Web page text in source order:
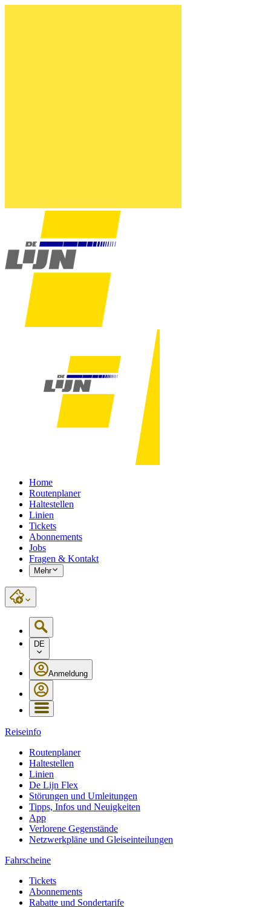
Home
Routenplaner
Haltestellen
Linien
Tickets
Abonnements
Jobs
Fragen & Kontakt
Mehr
DE
Anmeldung
Reiseinfo
Routenplaner
Haltestellen
Linien
De Lijn Flex
Störungen und Umleitungen
Tipps, Infos und Neuigkeiten
App
Verlorene Gegenstände
Netzwerkpläne und Gleiseinteilungen
Fahrscheine
Tickets
Abonnements
Rabatte und Sondertarife